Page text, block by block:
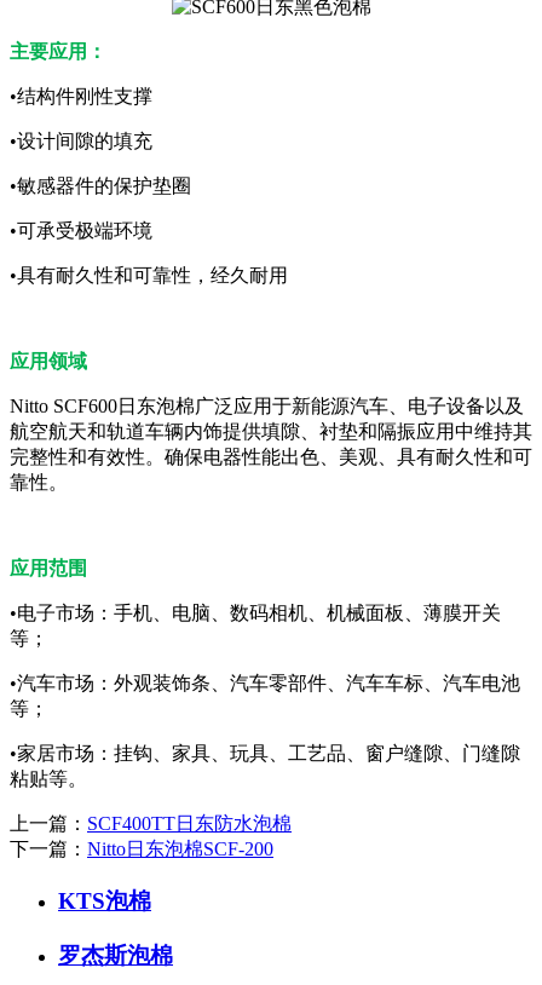
主要应用：
•结构件刚性支撑
•设计间隙的填充
•敏感器件的保护垫圈
•可承受极端环境
•具有耐久性和可靠性，经久耐用
应用领域
Nitto SCF600日东泡棉广泛应用于新能源汽车、电子设备以及
航空航天和轨道车辆内饰提供填隙、衬垫和隔振应用中维持其
完整性和有效性。确保电器性能出色、美观、具有耐久性和可
靠性。
应用范围
•电子市场：手机、电脑、数码相机、机械面板、薄膜开关
等；
•汽车市场：外观装饰条、汽车零部件、汽车车标、汽车电池
等；
•家居市场：挂钩、家具、玩具、工艺品、窗户缝隙、门缝隙
粘贴等。
上一篇： SCF400TT日东防水泡棉
下一篇： Nitto日东泡棉SCF-200
KTS泡棉
罗杰斯泡棉